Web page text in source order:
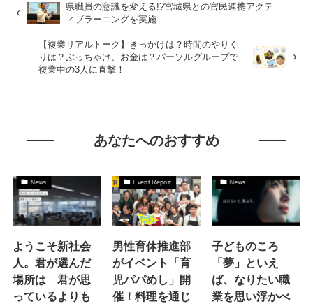
県職員の意識を変える!?宮城県との官民連携アクテ
ィブラーニングを実施
【複業リアルトーク】きっかけは？時間のやりく
りは？ぶっちゃけ、お金は？パーソルグループで
複業中の3人に直撃！
あなたへのおすすめ
News
ようこそ新社会
人。君が選んだ
場所は 君が思
っているよりも
Event Report
男性育休推進部
がイベント「育
児パパめし」開
催！料理を通じ
News
子どものころ
「夢」といえ
ば、なりたい職
業を思い浮かべ